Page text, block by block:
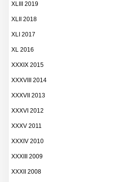
XLIII 2019
XLII 2018
XLI 2017
XL 2016
XXXIX 2015
XXXVIII 2014
XXXVII 2013
XXXVI 2012
XXXV 2011
XXXIV 2010
XXXIII 2009
XXXII 2008